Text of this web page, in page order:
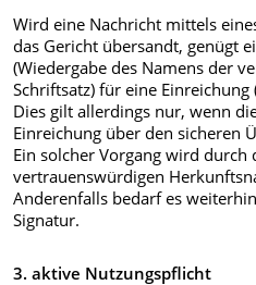
Wird eine Nachricht mittels
das Gericht übersandt, genügt
(Wiedergabe des Namens der
Schriftsatz) für eine Einreichung
Dies gilt allerdings nur, wenn
Einreichung über den sicheren
Ein solcher Vorgang wird durch
vertrauenswürdigen
Anderenfalls bedarf es
Signatur.
3. aktive Nutzungspflicht